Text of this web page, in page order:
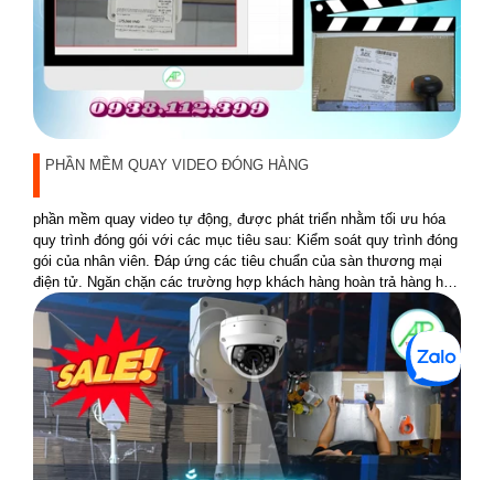
PHẦN MỀM QUAY VIDEO ĐÓNG HÀNG
phần mềm quay video tự động, được phát triển nhằm tối ưu hóa
quy trình đóng gói với các mục tiêu sau: Kiểm soát quy trình đóng
gói của nhân viên. Đáp ứng các tiêu chuẩn của sàn thương mại
điện tử. Ngăn chặn các trường hợp khách hàng hoàn trả hàng hóa
không đúng sản phẩm